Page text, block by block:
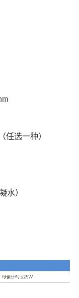
任选一种）
水）